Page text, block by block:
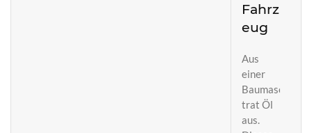
Fahrz
eug
Aus
einer
Baumaschine
trat Öl
aus.